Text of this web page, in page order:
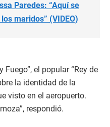
Paredes: “Aquí se
maridos” (VIDEO)
Fuego”, el popular “Rey de
la identidad de la
visto en el aeropuerto.
respondió.